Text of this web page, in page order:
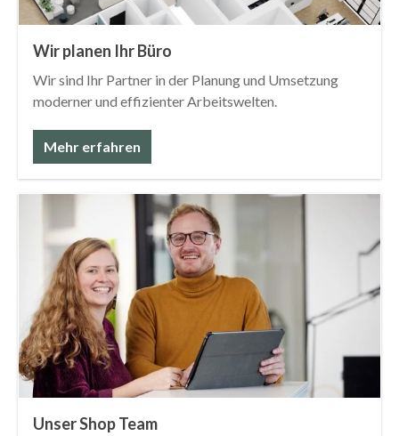
Wir planen Ihr Büro
Wir sind Ihr Partner in der Planung und Umsetzung
moderner und effizienter Arbeitswelten.
Mehr erfahren
Unser Shop Team